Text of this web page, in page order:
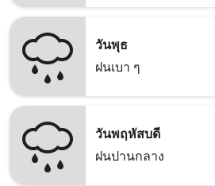
วันพุธ
ฝนเบา ๆ
วันพฤหัสบดี
ฝนปานกลาง